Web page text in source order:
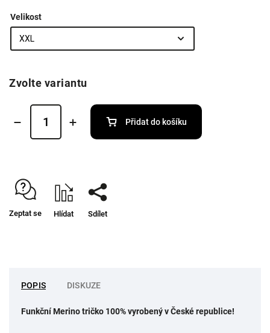
Velikost
Zvolte variantu
Přidat do košíku
Zeptat se Hlídat Sdílet
POPIS DISKUZE
Funkční Merino tričko 100% vyrobený v České republice!